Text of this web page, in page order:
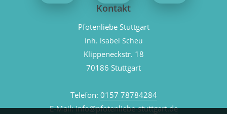
Kontakt
Pfotenliebe Stuttgart
Inh. Isabel Scheu
Klippeneckstr. 18
70186 Stuttgart
Telefon: 0157 78784284
E-Mail:info@pfotenliebe-stuttgart.de